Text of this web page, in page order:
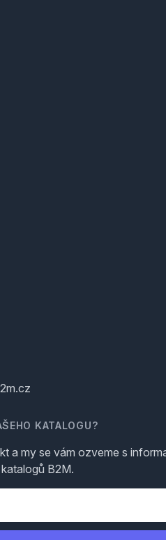
KATALOGU?
a my se vám ozveme s
B2M.